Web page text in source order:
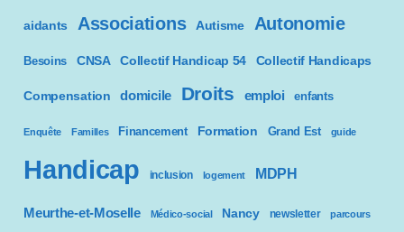
aidants Associations Autisme Autonomie
Besoins CNSA Collectif Handicap 54 Collectif Handicaps
Compensation domicile Droits emploi enfants
Enquête Familles Financement Formation Grand Est guide
Handicap inclusion logement MDPH
Meurthe-et-Moselle Médico-social Nancy newsletter parcours